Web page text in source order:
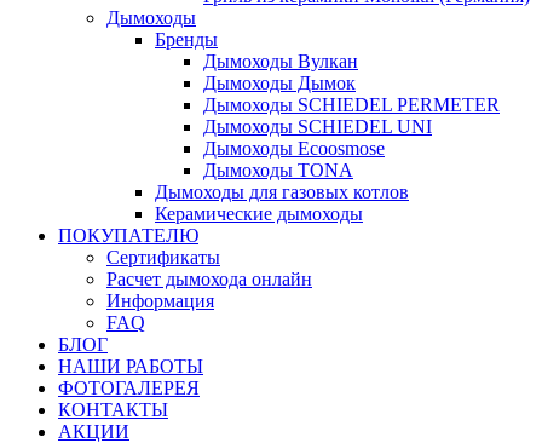
Дымоходы
Бренды
Дымоходы Вулкан
Дымоходы Дымок
Дымоходы SCHIEDEL PERMETER
Дымоходы SCHIEDEL UNI
Дымоходы Ecoosmose
Дымоходы TONA
Дымоходы для газовых котлов
Керамические дымоходы
ПОКУПАТЕЛЮ
Сертификаты
Расчет дымохода онлайн
Информация
FAQ
БЛОГ
НАШИ РАБОТЫ
ФОТОГАЛЕРЕЯ
КОНТАКТЫ
АКЦИИ